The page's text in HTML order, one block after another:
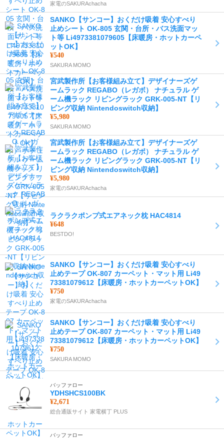
家電のSAKURAchacha
SANKO【サンコー】おくだけ吸着 安心すべり
止めシート OK-805 玄関・台所・バス洗面マッ
ト等 Li4973381079605【床暖房・ホットカーペ
ットOK】
¥540
SAKURA MOMO
宮武製作所【お客様組み立て】デザイナーズゲ
ームラック REGABO（レガボ） ナチュラル ゲ
ーム機ラック リビングラック GRK-005-NT【リ
ビング収納 Nintendoswitch収納】
¥5,980
SAKURA MOMO
宮武製作所【お客様組み立て】デザイナーズゲ
ームラック REGABO（レガボ） ナチュラル ゲ
ーム機ラック リビングラック GRK-005-NT【リ
ビング収納 Nintendoswitch収納】
¥5,980
家電のSAKURAchacha
ラクラクポンプ式エアネック枕 HAC4814
¥648
BESTDO!
SANKO【サンコー】おくだけ吸着 安心すべり
止めテープ OK-807 カーペット・マット用 Li49
73381079612【床暖房・ホットカーペットOK】
¥750
家電のSAKURAchacha
SANKO【サンコー】おくだけ吸着 安心すべり
止めテープ OK-807 カーペット・マット用 Li49
73381079612【床暖房・ホットカーペットOK】
¥750
SAKURA MOMO
バッファロー
YDHSHCS100BK
¥2,671
総合通販サイト 家電横丁 PLUS
バッファロー